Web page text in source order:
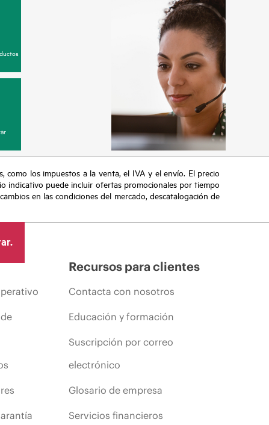
los impuestos a la venta, el IVA y el envío. El precio
indicativo puede incluir ofertas promocionales por tiempo
en las condiciones del mercado, descatalogación de
Recursos para clientes
Contacta con nosotros
Educación y formación
Suscripción por correo
electrónico
Glosario de empresa
Servicios financieros